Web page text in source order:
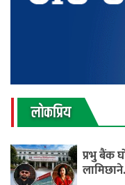
लाेकप्रिय
प्रभु बैंक